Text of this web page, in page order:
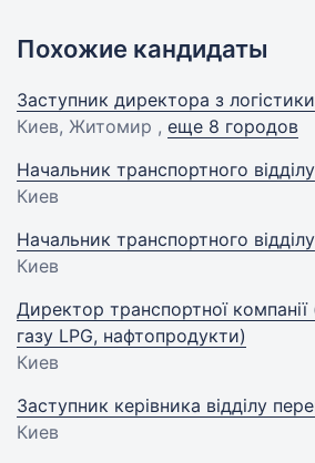
Похожие кандидаты
Заступник директора з логістики
Киев, Житомир , еще 8 городов
Начальник транспортного відділу
Киев
Начальник транспортного відділу
Киев
Директор транспортної компанії
газу LPG, нафтопродукти)
Киев
Заступник керівника відділу
Киев